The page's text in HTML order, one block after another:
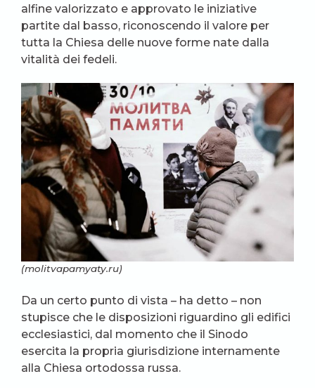
alfine valorizzato e approvato le iniziative
partite dal basso, riconoscendo il valore per
tutta la Chiesa delle nuove forme nate dalla
vitalità dei fedeli.
(molitvapamyaty.ru)
Da un certo punto di vista – ha detto – non
stupisce che le disposizioni riguardino gli edifici
ecclesiastici, dal momento che il Sinodo
esercita la propria giurisdizione internamente
alla Chiesa ortodossa russa.